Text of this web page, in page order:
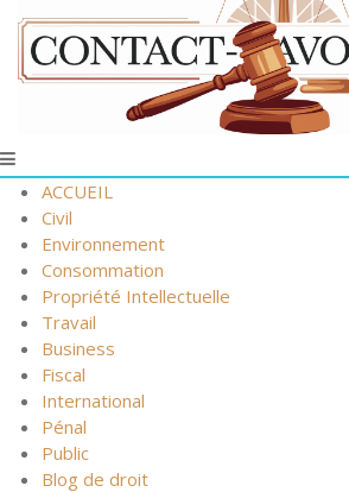
ACCUEIL
Civil
Environnement
Consommation
Propriété Intellectuelle
Travail
Business
Fiscal
International
Pénal
Public
Blog de droit